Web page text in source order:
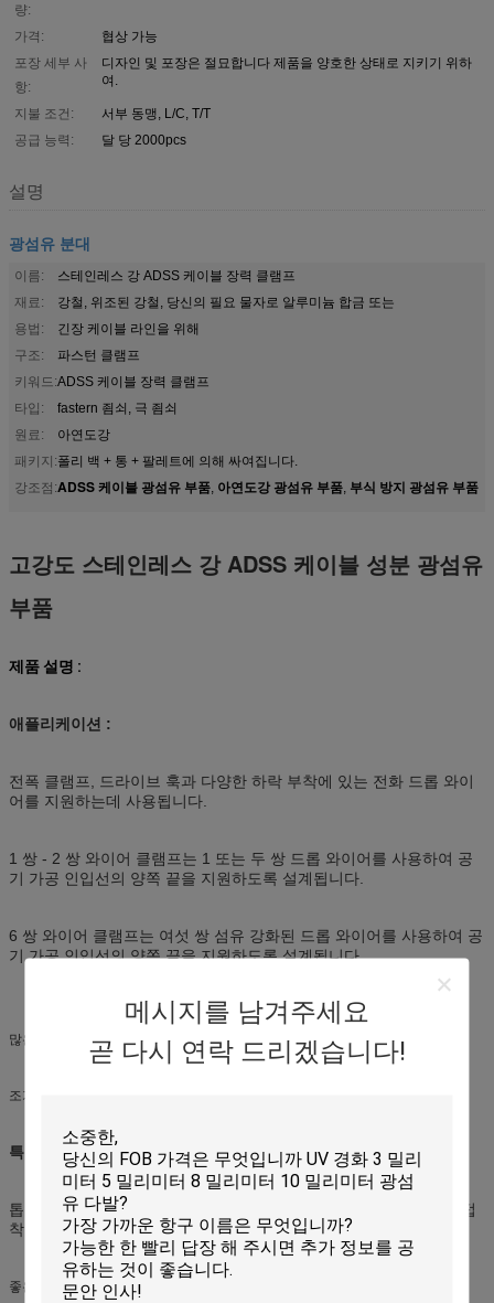
메시지를 남겨주세요
곧 다시 연락 드리겠습니다!
량:
가격:
협상 가능
포장 세부 사
항:
디자인 및 포장은 절묘합니다 제품을 양호한 상태로 지키기 위하
여.
지불 조건:
서부 동맹, L/C, T/T
공급 능력:
달 당 2000pcs
설명
광섬유 분대
이름:
스테인레스 강 ADSS 케이블 장력 클램프
재료:
강철, 위조된 강철, 당신의 필요 물자로 알루미늄 합금 또는
용법:
긴장 케이블 라인을 위해
구조:
파스턴 클램프
키워드:ADSS 케이블 장력 클램프
타입:
fastern 죔쇠, 극 죔쇠
원료:
아연도강
패키지:폴리 백 + 통 + 팔레트에 의해 싸여집니다.
강조점:ADSS 케이블 광섬유 부품, 아연도강 광섬유 부품, 부식 방지 광섬유 부품
고강도 스테인레스 강 ADSS 케이블 성분 광섬유
부품
제품 설명 :
애플리케이션 :
전폭 클램프, 드라이브 훅과 다양한 하락 부착에 있는 전화 드롭 와이
어를 지원하는데 사용됩니다.
1 쌍 - 2 쌍 와이어 클램프는 1 또는 두 쌍 드롭 와이어를 사용하여 공
기 가공 인입선의 양쪽 끝을 지원하도록 설계됩니다.
6 쌍 와이어 클램프는 여섯 쌍 섬유 강화된 드롭 와이어를 사용하여 공
기 가공 인입선의 양쪽 끝을 지원하도록 설계됩니다.
많은 종류의 광섬유 케이블과 같은 케이블을 확보해서 사용됩니다.
조가선에게 긴장을 완화하는데 사용됩니다.
특징 :
톱니 모양 쐐기는 스테인리스강 와이어 클램프온 케이블과 전선의 접
착을 증가시킵니다.
좋은 부식 방지 성능. 고강도.